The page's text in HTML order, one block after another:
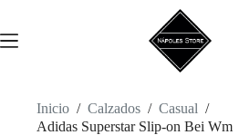
contenido
Inicio / Calzados / Casual /
Adidas Superstar Slip-on Bei Wm